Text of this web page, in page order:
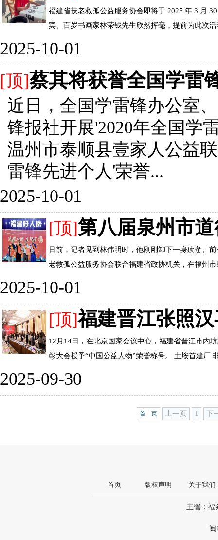
福建省扶老救孤公益服务协会即将于 2025 年 3 月
宾、百岁书画家林荣钱先生欣然挥毫，提前为此次活
2025-10-01
[顶]蔡其将获誉全国学雷
近日，全国学雷锋办公室
锋报社开展'2020年全国学
温州市泰顺县壹家人公益
雷锋先进个人'荣誉...
2025-10-01
[顶]第八届泉州市
日前，记者见到林伟明时，他刚刚卸下一身疲惫。
老救孤公益服务协会联合福建省政协机关，在福州
2025-10-01
[顶]福建晋江张照
12月14日，在北京国家会议中心，福建省晋江市内
彰大会授予“中国公益人物”荣誉称号。 土垵首建厂
2025-09-30
首 页 上一页 1 下
首页 版权声明 关于我们
主管：福
闽